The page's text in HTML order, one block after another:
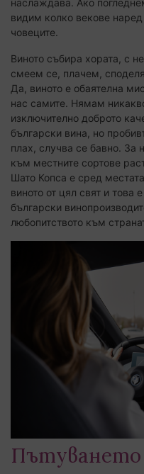
наслаждава. Ако
видим колко векове
човеците.
Виното събира хората, с
смеем се, плачем,
Да, виното е обаятелна
нас самите. Нямам
изключително доброто
български вина, но
плах, случва се бавно. За
към местните сортове
Шато Копса е сред
виното от цял свят и това
български
любопитството към